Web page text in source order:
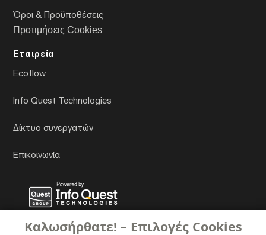
Καλωσήρθατε! – Επιλογές Cookies
Όροι & Προϋποθέσεις
Προτιμήσεις Cookies
Εταιρεία
Ecoflow
Info Quest Technologies
Δίκτυο συνεργατών
Επικοινωνία